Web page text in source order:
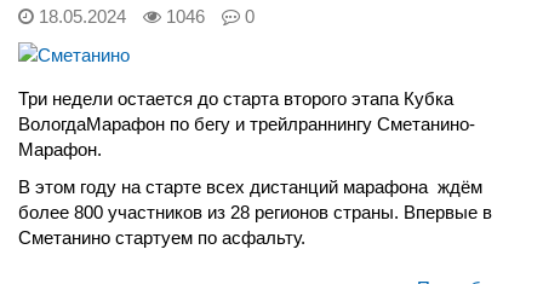
18.05.2024 1046 0
Три недели остается до старта второго этапа Кубка
ВологдаМарафон по бегу и трейлраннингу Сметанино-
Марафон.
В этом году на старте всех дистанций марафона ждём
более 800 участников из 28 регионов страны. Впервые в
Сметанино стартуем по асфальту.